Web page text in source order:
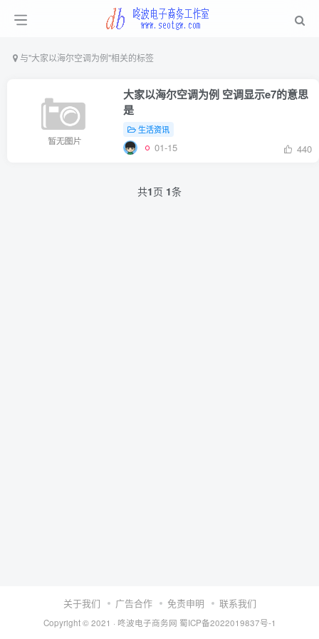
与"大家以海尔空调为例"相关的标签
大家以海尔空调为例 空调显示e7的意思
是
生活资讯
01-15 440
共1页 1条
关于我们 广告合作 免责申明 联系我们
Copyright © 2021 · 咚波电子商务网 蜀ICP备2022019837号-1